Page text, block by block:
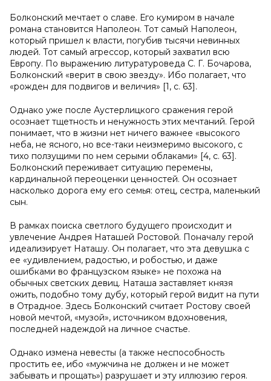
Болконский мечтает о славе. Его кумиром в начале
романа становится Наполеон. Тот самый Наполеон,
который пришел к власти, погубив тысячи невинных
людей. Тот самый агрессор, который захватил всю
Европу. По выражению литуратуроведа С. Г. Бочарова,
Болконский «верит в свою звезду». Ибо полагает, что
«рожден для подвигов и величия» [1, с. 63].
Однако уже после Аустерлицкого сражения герой
осознает тщетность и ненужность этих мечтаний. Герой
понимает, что в жизни нет ничего важнее «высокого
неба, не ясного, но все-таки неизмеримо высокого, с
тихо ползущими по нем серыми облаками» [4, с. 63].
Болконский переживает ситуацию перемены,
кардинальной переоценки ценностей. Он осознает
насколько дорога ему его семья: отец, сестра, маленький
сын.
В рамках поиска светлого будущего происходит и
увлечение Андрея Наташей Ростовой. Поначалу герой
идеализирует Наташу. Он полагает, что эта девушка с
ее «удивлением, радостью, и робостью, и даже
ошибками во французском языке» не похожа на
обычных светских девиц. Наташа заставляет князя
ожить, подобно тому дубу, который герой видит на пути
в Отрадное. Здесь Болконский считает Ростову своей
новой мечтой, «музой», источником вдохновения,
последней надеждой на личное счастье.
Однако измена невесты (а также неспособность
простить ее, ибо «мужчина не должен и не может
забывать и прощать») разрушает и эту иллюзию героя.